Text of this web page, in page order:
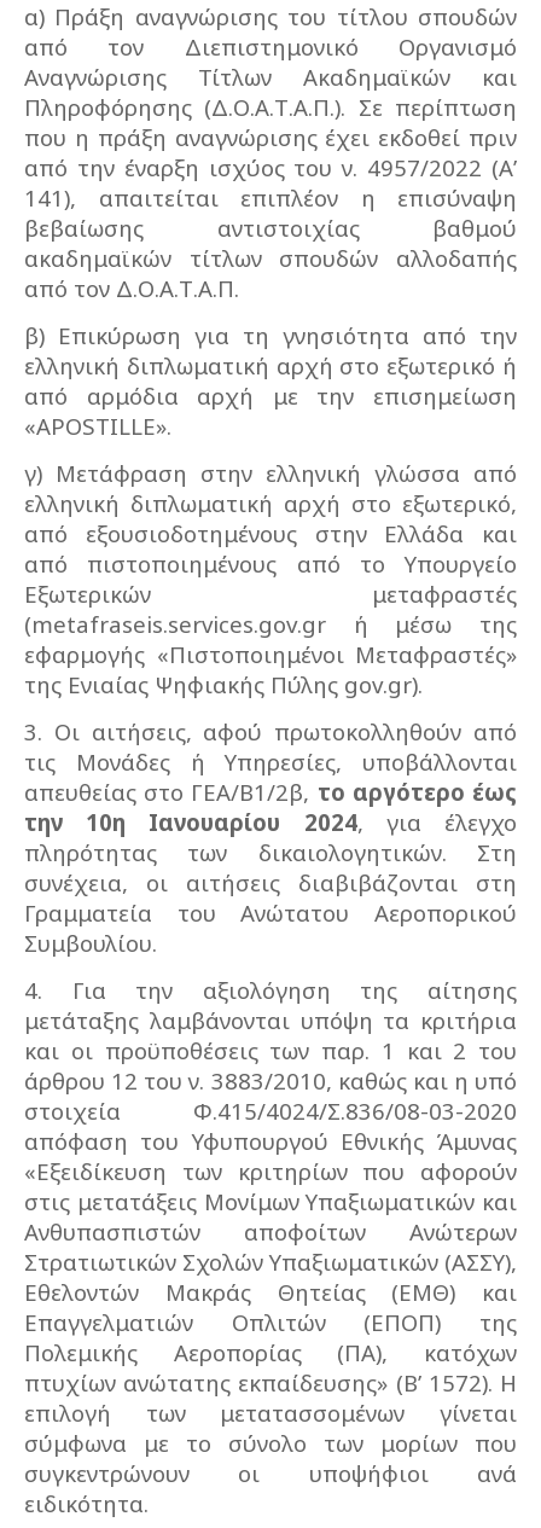
α) Πράξη αναγνώρισης του τίτλου σπουδών
από τον Διεπιστημονικό Οργανισμό
Αναγνώρισης Τίτλων Ακαδημαϊκών και
Πληροφόρησης (Δ.Ο.Α.Τ.Α.Π.). Σε περίπτωση
που η πράξη αναγνώρισης έχει εκδοθεί πριν
από την έναρξη ισχύος του ν. 4957/2022 (Α’
141), απαιτείται επιπλέον η επισύναψη
βεβαίωσης αντιστοιχίας βαθμού
ακαδημαϊκών τίτλων σπουδών αλλοδαπής
από τον Δ.Ο.Α.Τ.Α.Π.
β) Επικύρωση για τη γνησιότητα από την
ελληνική διπλωματική αρχή στο εξωτερικό ή
από αρμόδια αρχή με την επισημείωση
«APOSTILLE».
γ) Μετάφραση στην ελληνική γλώσσα από
ελληνική διπλωματική αρχή στο εξωτερικό,
από εξουσιοδοτημένους στην Ελλάδα και
από πιστοποιημένους από το Υπουργείο
Εξωτερικών μεταφραστές
(metafraseis.services.gov.gr ή μέσω της
εφαρμογής «Πιστοποιημένοι Μεταφραστές»
της Ενιαίας Ψηφιακής Πύλης gov.gr).
3. Οι αιτήσεις, αφού πρωτοκολληθούν από
τις Μονάδες ή Υπηρεσίες, υποβάλλονται
απευθείας στο ΓΕΑ/Β1/2β, το αργότερο έως
την 10η Ιανουαρίου 2024, για έλεγχο
πληρότητας των δικαιολογητικών. Στη
συνέχεια, οι αιτήσεις διαβιβάζονται στη
Γραμματεία του Ανώτατου Αεροπορικού
Συμβουλίου.
4. Για την αξιολόγηση της αίτησης
μετάταξης λαμβάνονται υπόψη τα κριτήρια
και οι προϋποθέσεις των παρ. 1 και 2 του
άρθρου 12 του ν. 3883/2010, καθώς και η υπό
στοιχεία Φ.415/4024/Σ.836/08-03-2020
απόφαση του Υφυπουργού Εθνικής Άμυνας
«Εξειδίκευση των κριτηρίων που αφορούν
στις μετατάξεις Μονίμων Υπαξιωματικών και
Ανθυπασπιστών αποφοίτων Ανώτερων
Στρατιωτικών Σχολών Υπαξιωματικών (ΑΣΣΥ),
Εθελοντών Μακράς Θητείας (ΕΜΘ) και
Επαγγελματιών Οπλιτών (ΕΠΟΠ) της
Πολεμικής Αεροπορίας (ΠΑ), κατόχων
πτυχίων ανώτατης εκπαίδευσης» (Β’ 1572). Η
επιλογή των μετατασσομένων γίνεται
σύμφωνα με το σύνολο των μορίων που
συγκεντρώνουν οι υποψήφιοι ανά
ειδικότητα.